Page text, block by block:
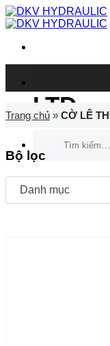
Chuyển
đến
dung
LTD
Trang chủ » CỜ LÊ
Bộ lọc
Danh mục